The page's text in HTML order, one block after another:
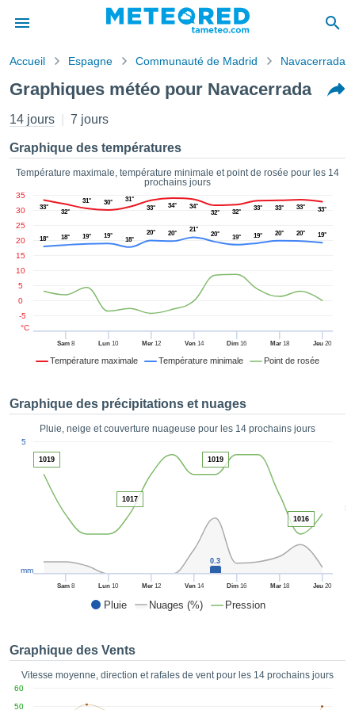
de
a
par
des
Vous
en
les
:
des
de
des
de très
ACCEPTER
CONTINUER
PARAMÈTRES
Accueil Espagne Communauté de Madrid Navacerrada
Graphiques météo pour Navacerrada
14 jours 7 jours
Graphique des températures
Température maximale, température minimale et point de rosée pour les 14
prochains jours
Température maximale Température minimale Point de rosée
Sam8 Lun 10 Mer12 Ven14 Dim 16 Mar18 Jeu 20
-5
0
5
10
15
20
25
30
35
°C
33°
32°
31° 30°
31°
33°
34°
34°
32°
32°
33° 33° 33° 33°
18° 18° 19° 19°
18°
20° 20°
21°
20° 19° 19° 20° 20° 19°
Graphique des précipitations et nuages
Pluie, neige et couverture nuageuse pour les 14 prochains jours
Pluie Nuages (%) Pression
50
Sam8 Lun 10 Mer12 Ven14 Dim 16 Mar18 Jeu 20
5
mm
0.3
1019
1017
1019
1016
Graphique des Vents
Vitesse moyenne, direction et rafales de vent pour les 14 prochains jours
50
60